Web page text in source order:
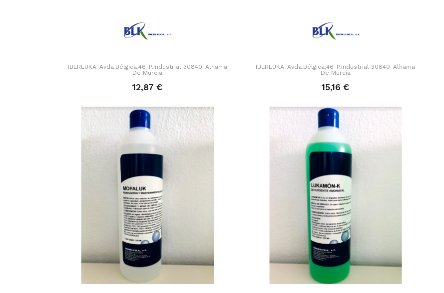
IBERLUKA-Avda.Bélgica,46-P.Industrial 30840-Alhama
De Murcia
12,87 €
IBERLUKA-Avda.Bélgica,46-P.Industrial 30840-Alhama
De Murcia
15,16 €